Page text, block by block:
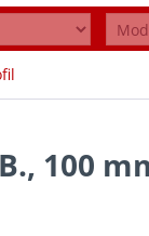
100